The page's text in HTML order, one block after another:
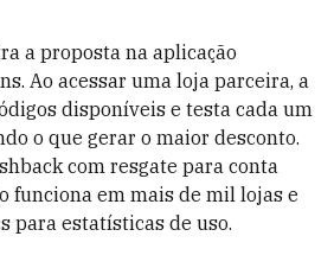
a proposta na aplicação
Ao acessar uma loja parceira, a
disponíveis e testa cada um
o que gerar o maior desconto.
com resgate para conta
funciona em mais de mil lojas e
para estatísticas de uso.